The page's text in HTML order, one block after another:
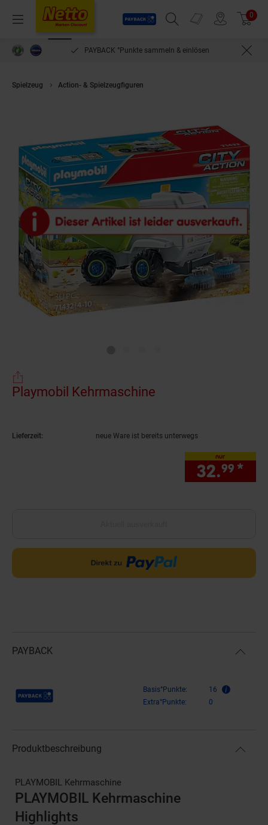
Menü
Payback
Suchfeld einblenden
Prospekte 0
PAYBACK °Punkte sammeln & einlösen
Spielzeug Action- & Spielzeugfiguren
Playmobil Kehrmaschine
Lieferzeit: neue Ware ist bereits unterwegs
nur
32.99 *
PAYBACK
Payback Punkte Basis°Punkte:
16
Extra°Punkte:
0
Produktbeschreibung
PLAYMOBIL Kehrmaschine
PLAYMOBIL Kehrmaschine
Highlights